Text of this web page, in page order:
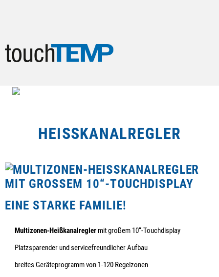
HEISSKANALREGLER
EINE STARKE FAMILIE!
Multizonen-Heißkanalregler mit großem 10“-Touchdisplay
Platzsparender und servicefreundlicher Aufbau
breites Geräteprogramm von 1-120 Regelzonen
Veröffentlichungen
Kontaktformular